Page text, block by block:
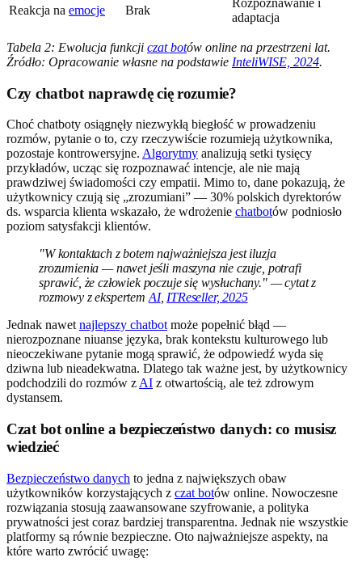
Reakcja na emocje Brak
adaptacja
Tabela 2: Ewolucja funkcji czat botów online na przestrzeni lat.
Źródło: Opracowanie własne na podstawie InteliWISE, 2024.
Czy chatbot naprawdę cię rozumie?
Choć chatboty osiągnęły niezwykłą biegłość w prowadzeniu
rozmów, pytanie o to, czy rzeczywiście rozumieją użytkownika,
pozostaje kontrowersyjne. Algorytmy analizują setki tysięcy
przykładów, ucząc się rozpoznawać intencje, ale nie mają
prawdziwej świadomości czy empatii. Mimo to, dane pokazują, że
użytkownicy czują się „zrozumiani” — 30% polskich dyrektorów
ds. wsparcia klienta wskazało, że wdrożenie chatbotów podniosło
poziom satysfakcji klientów.
"W kontaktach z botem najważniejsza jest iluzja
zrozumienia — nawet jeśli maszyna nie czuje, potrafi
sprawić, że człowiek poczuje się wysłuchany." — cytat z
rozmowy z ekspertem AI, ITReseller, 2025
Jednak nawet najlepszy chatbot może popełnić błąd —
nierozpoznane niuanse języka, brak kontekstu kulturowego lub
nieoczekiwane pytanie mogą sprawić, że odpowiedź wyda się
dziwna lub nieadekwatna. Dlatego tak ważne jest, by użytkownicy
podchodzili do rozmów z AI z otwartością, ale też zdrowym
dystansem.
Czat bot online a bezpieczeństwo danych: co musisz
wiedzieć
Bezpieczeństwo danych to jedna z największych obaw
użytkowników korzystających z czat botów online. Nowoczesne
rozwiązania stosują zaawansowane szyfrowanie, a polityka
prywatności jest coraz bardziej transparentna. Jednak nie wszystkie
platformy są równie bezpieczne. Oto najważniejsze aspekty, na
które warto zwrócić uwagę: